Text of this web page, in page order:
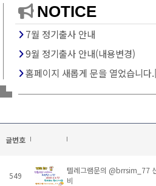
NOTICE
7월 정기출사 안내
9월 정기출사 안내(내용변경)
홈페이지 새롭게 문을 열었습니다
글번호
549
텔레그램문의 @brrsim_77
비